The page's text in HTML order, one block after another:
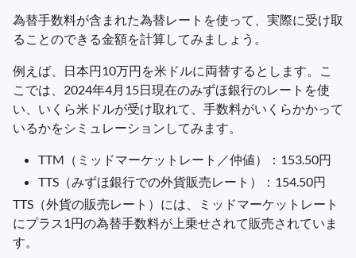
為替手数料が含まれた為替レートを使って、実際に受け取
ることのできる金額を計算してみましょう。
例えば、日本円10万円を米ドルに両替するとします。こ
こでは、2024年4月15日現在のみずほ銀行のレートを使
い、いくら米ドルが受け取れて、手数料がいくらかかって
いるかをシミュレーションしてみます。
TTM（ミッドマーケットレート／仲値）：153.50円
TTS（みずほ銀行での外貨販売レート）：154.50円
TTS（外貨の販売レート）には、ミッドマーケットレート
にプラス1円の為替手数料が上乗せされて販売されていま
す。